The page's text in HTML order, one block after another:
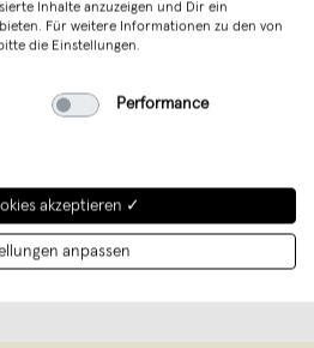
mit Deinem Kauf junges
Deutschland
Inhalte anzuzeigen und Dir ein
Für weitere Informationen zu den von
die Einstellungen.
Performance
akzeptieren ✓
anpassen